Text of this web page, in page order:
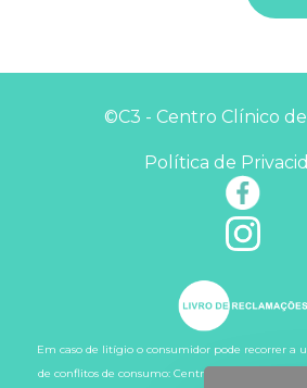
©C3 - Centro Clínico
Política de
Em caso de litígio o consumidor pode recorrer a
de conflitos de consumo: Centro de Arbitragem